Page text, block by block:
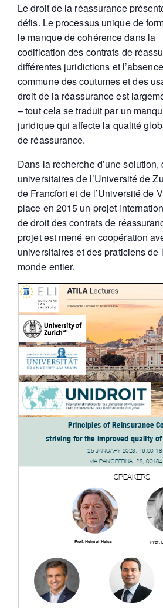
Le droit de la réassurance
défis. Le processus unique de
le manque de cohérence dans la
codification des contrats de
différentes juridictions et
commune des coutumes et des
droit de la réassurance est
– tout cela se traduit par un
juridique qui affecte la qualité
de réassurance.
Dans la recherche d’une solution,
universitaires de l’Université de
de Francfort et de l’Université de
place en 2015 un projet
de droit des contrats de
projet est mené en coopération
universitaires et des praticiens de
monde entier.